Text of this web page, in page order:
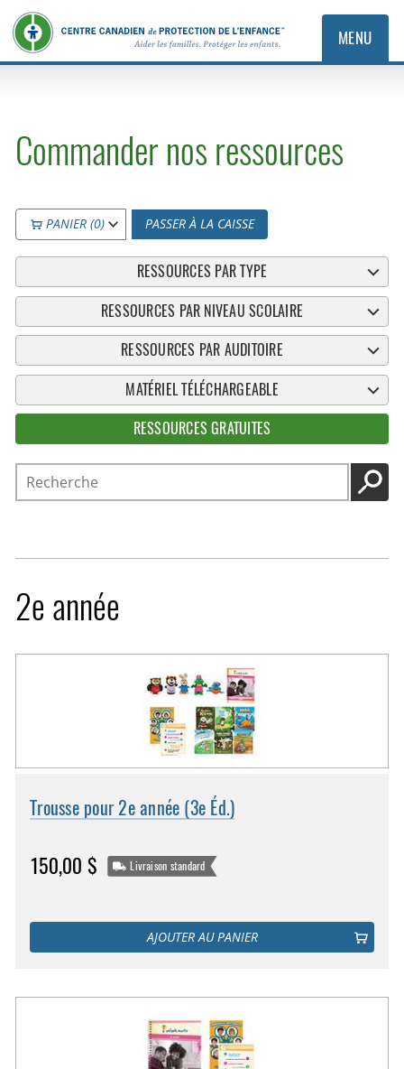
MENU
Commander nos ressources
PANIER (0) PASSER À LA CAISSE
RESSOURCES PAR TYPE
RESSOURCES PAR NIVEAU SCOLAIRE
RESSOURCES PAR AUDITOIRE
MATÉRIEL TÉLÉCHARGEABLE
RESSOURCES GRATUITES
Recherche
2e année
Trousse pour 2e année (3e Éd.)
150,00 $ Livraison standard
AJOUTER AU PANIER